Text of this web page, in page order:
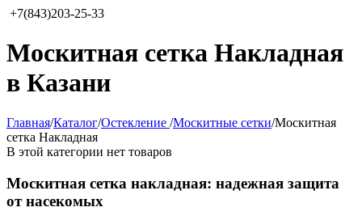
+7(843)203-25-33
Москитная сетка Накладная
в Казани
Главная/Каталог/Остекление /Москитные сетки/Москитная
сетка Накладная
В этой категории нет товаров
Москитная сетка накладная: надежная защита
от насекомых